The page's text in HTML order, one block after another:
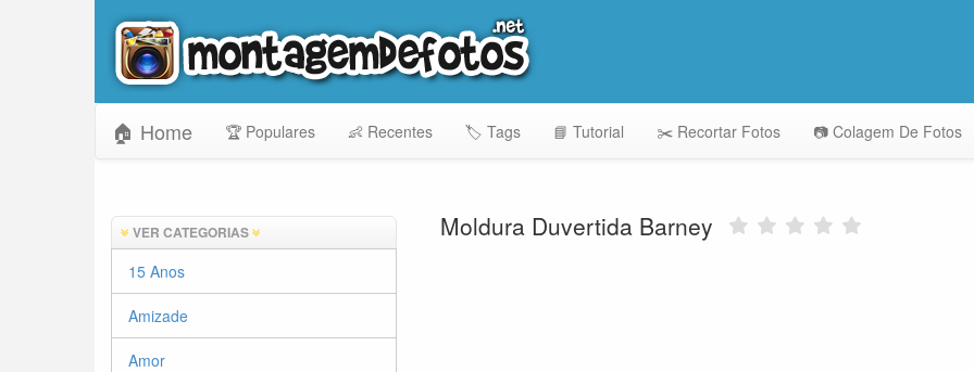
🏠 Home 🏆 Populares 👶 Recentes 🏷️ Tags 📘 Tutorial ✂️ Recortar Fotos 📷 Colagem De Fotos
VER CATEGORIAS
15 Anos
Amizade
Amor
Moldura Duvertida Barney